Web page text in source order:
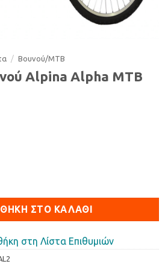
/ Βουνού/ΜΤΒ
Alpina Alpha MTB
ΣΤΟ ΚΑΛΆΘΙ
στη Λίστα Επιθυμιών